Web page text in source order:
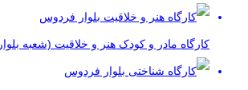
کارگاه مادر و کودک هنر و خلاقیت (شعبه